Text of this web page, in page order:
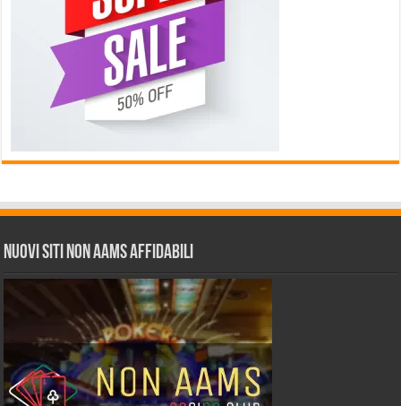
Nuovi siti non AAMS affidabili